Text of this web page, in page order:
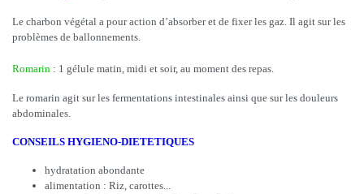
Le charbon végétal a pour action d’absorber et de fixer les gaz. Il agit sur les
problèmes de ballonnements.
Romarin : 1 gélule matin, midi et soir, au moment des repas.
Le romarin agit sur les fermentations intestinales ainsi que sur les douleurs
abdominales.
CONSEILS HYGIENO-DIETETIQUES
hydratation abondante
alimentation : Riz, carottes...